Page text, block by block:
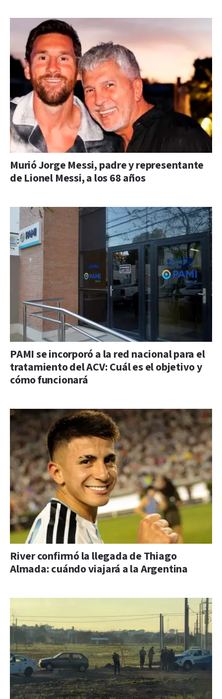
Murió Jorge Messi, padre y representante
de Lionel Messi, a los 68 años
PAMI se incorporó a la red nacional para el
tratamiento del ACV: Cuál es el objetivo y
cómo funcionará
River confirmó la llegada de Thiago
Almada: cuándo viajará a la Argentina